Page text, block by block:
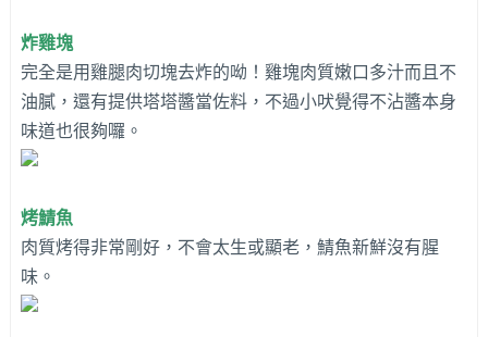
炸雞塊
完全是用雞腿肉切塊去炸的呦！雞塊肉質嫩口多汁而且不
油膩，還有提供塔塔醬當佐料，不過小吠覺得不沾醬本身
味道也很夠囉。
烤鯖魚
肉質烤得非常剛好，不會太生或顯老，鯖魚新鮮沒有腥
味。